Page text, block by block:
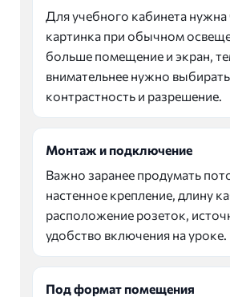
Для учебного кабинета нужна
картинка при обычном
больше помещение и экран,
внимательнее нужно
контрастность и разрешение.
Монтаж и подключение
Важно заранее продумать
настенное крепление, длину
расположение розеток,
удобство включения на уроке.
Под формат помещения